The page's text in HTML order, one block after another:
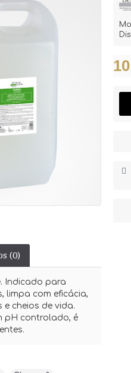
(0)
Indicado para
limpa com eficácia,
e cheios de vida.
pH controlado, é